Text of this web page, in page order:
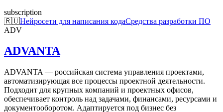
subscription
🇷🇺Нейросети для написания кодаСредства разработки ПО
ADV
ADVANTA
ADVANTA — российская система управления проектами,
автоматизирующая все процессы проектной деятельности.
Подходит для крупных компаний и проектных офисов,
обеспечивает контроль над задачами, финансами, ресурсами и
документооборотом. Адаптируется под бизнес без